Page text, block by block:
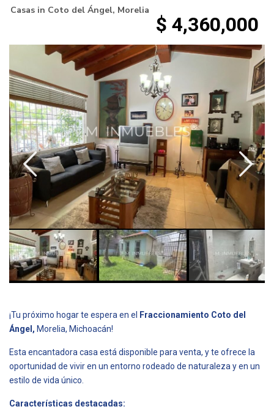
Casas in Coto del Ángel, Morelia
$ 4,360,000
¡Tu próximo hogar te espera en el
Fraccionamiento Coto del
Ángel, Morelia, Michoacán!
Esta encantadora casa está disponible para venta, y te ofrece la
oportunidad de vivir en un entorno rodeado de naturaleza y en un
estilo de vida único.
Características destacadas: